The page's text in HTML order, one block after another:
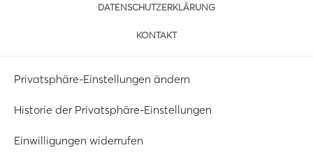
DATENSCHUTZERKLÄRUNG
KONTAKT
Privatsphäre-Einstellungen ändern
Historie der Privatsphäre-Einstellungen
Einwilligungen widerrufen